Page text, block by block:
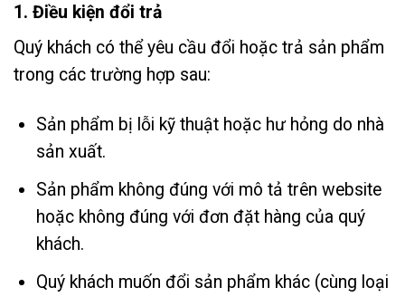
1. Điều kiện đổi trả
Quý khách có thể yêu cầu đổi hoặc trả sản phẩm
trong các trường hợp sau:
Sản phẩm bị lỗi kỹ thuật hoặc hư hỏng do nhà
sản xuất.
Sản phẩm không đúng với mô tả trên website
hoặc không đúng với đơn đặt hàng của quý
khách.
Quý khách muốn đổi sản phẩm khác (cùng loại